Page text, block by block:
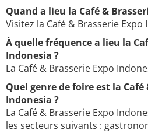
Quand a lieu la Café &
Visitez la Café & Brasserie Expo
À quelle fréquence a lieu la
Indonesia ?
La Café & Brasserie Expo
Quel genre de foire est la Café
Indonesia ?
La Café & Brasserie Expo
les secteurs suivants :